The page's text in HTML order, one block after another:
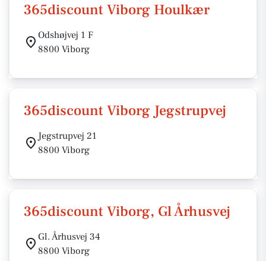
365discount Viborg Houlkær
Odshøjvej 1 F
8800 Viborg
365discount Viborg Jegstrupvej
Jegstrupvej 21
8800 Viborg
365discount Viborg, Gl Århusvej
Gl. Århusvej 34
8800 Viborg